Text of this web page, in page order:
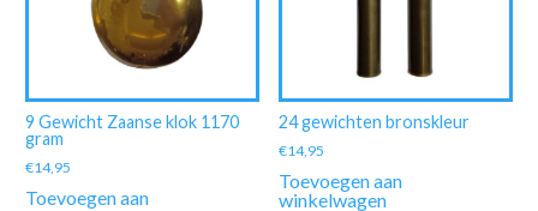
9 Gewicht Zaanse klok 1170
gram
€14,95
Toevoegen aan
24 gewichten bronskleur
€14,95
Toevoegen aan
winkelwagen